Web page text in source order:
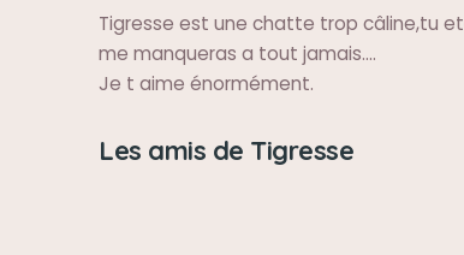
Tigresse est une chatte trop câline,tu
me manqueras a tout jamais....
Je t aime énormément.
Les amis de Tigresse